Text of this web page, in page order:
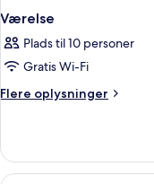
Værelse
Plads til 10 personer
Gratis Wi-Fi
Flere oplysninger
Flere